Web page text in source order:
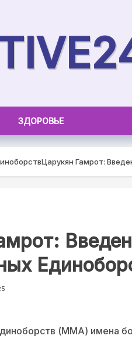
ЗДОРОВЬЕ
Царукян Гамрот:
(ММА) имена